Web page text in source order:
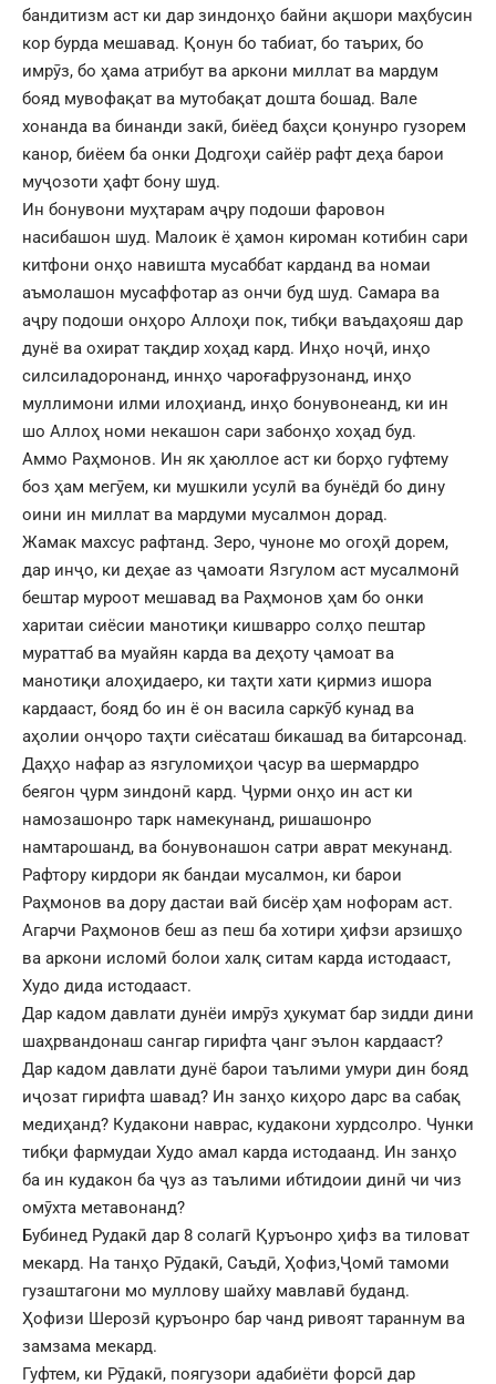
бандитизм аст ки дар зиндонҳо байни ақшори маҳбусин
кор бурда мешавад. Қонун бо табиат, бо таърих, бо
имрӯз, бо ҳама атрибут ва аркони миллат ва мардум
бояд мувофақат ва мутобақат дошта бошад. Вале
хонанда ва бинанди закӣ, биёед баҳси қонунро гузорем
канор, биёем ба онки Додгоҳи сайёр рафт деҳа барои
муҷозоти ҳафт бону шуд.
Ин бонувони муҳтарам аҷру подоши фаровон
насибашон шуд. Малоик ё ҳамон кироман котибин сари
китфони онҳо навишта мусаббат карданд ва номаи
аъмолашон мусаффотар аз ончи буд шуд. Самара ва
аҷру подоши онҳоро Аллоҳи пок, тибқи ваъдаҳояш дар
дунё ва охират тақдир хоҳад кард. Инҳо ноҷӣ, инҳо
силсиладоронанд, иннҳо чароғафрузонанд, инҳо
муллимони илми илоҳианд, инҳо бонувонеанд, ки ин
шо Аллоҳ номи некашон сари забонҳо хоҳад буд.
Аммо Раҳмонов. Ин як ҳаюллое аст ки борҳо гуфтему
боз ҳам мегӯем, ки мушкили усулӣ ва бунёдӣ бо дину
оини ин миллат ва мардуми мусалмон дорад.
Жамак махсус рафтанд. Зеро, чуноне мо огоҳӣ дорем,
дар инҷо, ки деҳае аз ҷамоати Язгулом аст мусалмонӣ
бештар муроот мешавад ва Раҳмонов ҳам бо онки
харитаи сиёсии манотиқи кишварро солҳо пештар
мураттаб ва муайян карда ва деҳоту ҷамоат ва
манотиқи алоҳидаеро, ки таҳти хати қирмиз ишора
кардааст, бояд бо ин ё он васила саркӯб кунад ва
аҳолии онҷоро таҳти сиёсаташ бикашад ва битарсонад.
Даҳҳо нафар аз язгуломиҳои ҷасур ва шермардро
беягон ҷурм зиндонӣ кард. Ҷурми онҳо ин аст ки
намозашонро тарк намекунанд, ришашонро
намтарошанд, ва бонувонашон сатри аврат мекунанд.
Рафтору кирдори як бандаи мусалмон, ки барои
Раҳмонов ва дору дастаи вай бисёр ҳам нофорам аст.
Агарчи Раҳмонов беш аз пеш ба хотири ҳифзи арзишҳо
ва аркони исломӣ болои халқ ситам карда истодааст,
Худо дида истодааст.
Дар кадом давлати дунёи имрӯз ҳукумат бар зидди дини
шаҳрвандонаш сангар гирифта ҷанг эълон кардааст?
Дар кадом давлати дунё барои таълими умури дин бояд
иҷозат гирифта шавад? Ин занҳо киҳоро дарс ва сабақ
медиҳанд? Кудакони наврас, кудакони хурдсолро. Чунки
тибқи фармудаи Худо амал карда истодаанд. Ин занҳо
ба ин кудакон ба ҷуз аз таълими ибтидоии динӣ чи чиз
омӯхта метавонанд?
Бубинед Рудакӣ дар 8 солагӣ Қуръонро ҳифз ва тиловат
мекард. На танҳо Рӯдакӣ, Саъдӣ, Ҳофиз,Ҷомӣ тамоми
гузаштагони мо муллову шайху мавлавӣ буданд.
Ҳофизи Шерозӣ қуръонро бар чанд ривоят тараннум ва
замзама мекард.
Гуфтем, ки Рӯдакӣ, поягузори адабиёти форсӣ дар